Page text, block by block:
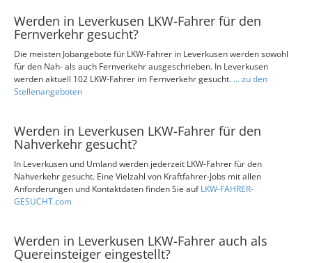
Werden in Leverkusen LKW-Fahrer für den
Fernverkehr gesucht?
Die meisten Jobangebote für LKW-Fahrer in Leverkusen werden sowohl
für den Nah- als auch Fernverkehr ausgeschrieben. In Leverkusen
werden aktuell 102 LKW-Fahrer im Fernverkehr gesucht. ... zu den
Stellenangeboten
Werden in Leverkusen LKW-Fahrer für den
Nahverkehr gesucht?
In Leverkusen und Umland werden jederzeit LKW-Fahrer für den
Nahverkehr gesucht. Eine Vielzahl von Kraftfahrer-Jobs mit allen
Anforderungen und Kontaktdaten finden Sie aufLKW-FAHRER-
GESUCHT.com
Werden in Leverkusen LKW-Fahrer auch als
Quereinsteiger eingestellt?